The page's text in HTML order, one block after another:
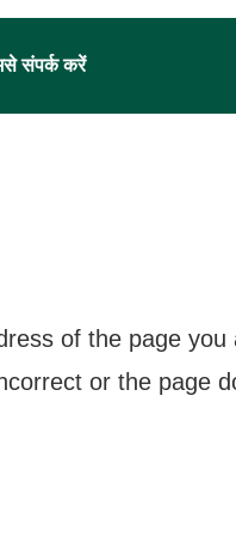
संपर्क करें
of the page you
or the page